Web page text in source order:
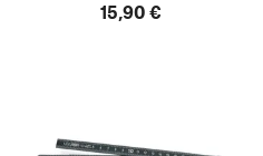
15,90 €